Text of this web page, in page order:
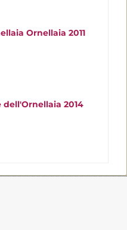
Ornellaia 2011
dell'Ornellaia 2014